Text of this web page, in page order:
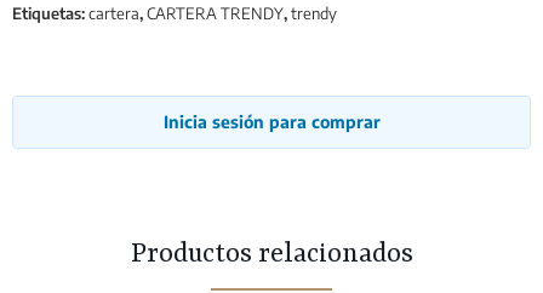
Etiquetas:cartera,CARTERA TRENDY,trendy
Inicia sesión para comprar
Productos relacionados